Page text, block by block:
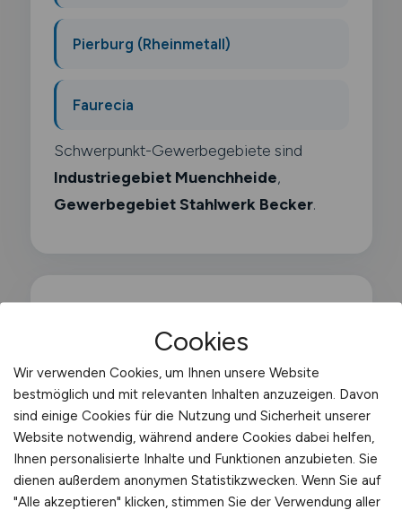
Pierburg (Rheinmetall)
Faurecia
Schwerpunkt-Gewerbegebiete sind
Industriegebiet Muenchheide,
Gewerbegebiet Stahlwerk Becker.
Was macht ein Kurierfahrer?
Als Kurierfahrer bringst du zeitkritische
Sendungen wie Dokumente. Ersatzteile.
Medikamente oder Laborproben schnell
von A nach B. Dein Arbeitsfeld reicht vom
Stadtkurier bis zum Direktkurier. der eine
Cookies
Wir verwenden Cookies, um Ihnen unsere Website
bestmöglich und mit relevanten Inhalten anzuzeigen. Davon
sind einige Cookies für die Nutzung und Sicherheit unserer
Website notwendig, während andere Cookies dabei helfen,
Ihnen personalisierte Inhalte und Funktionen anzubieten. Sie
dienen außerdem anonymen Statistikzwecken. Wenn Sie auf
"Alle akzeptieren" klicken, stimmen Sie der Verwendung aller